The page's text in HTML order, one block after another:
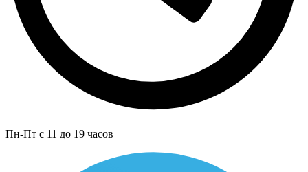
Пн-Пт с 11 до 19 часов